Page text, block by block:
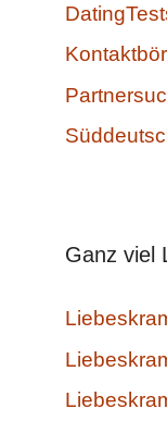
Ganz viel